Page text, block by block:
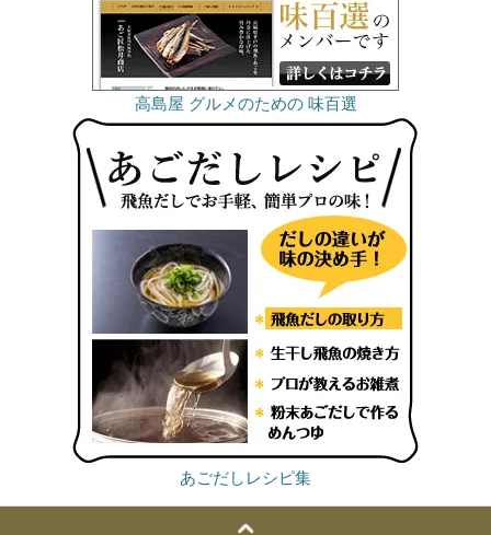
高島屋 グルメのための 味百選
あごだしレシピ集